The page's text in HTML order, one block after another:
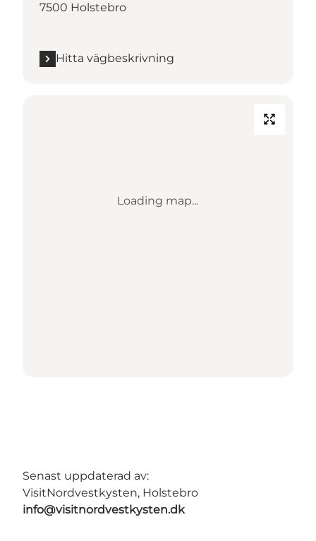
7500 Holstebro
Hitta vägbeskrivning
Loading map...
Senast uppdaterad av:
VisitNordvestkysten, Holstebro
info@visitnordvestkysten.dk